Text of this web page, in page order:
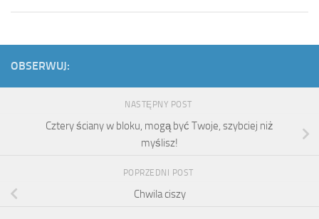
OBSERWUJ:
NASTĘPNY POST
Cztery ściany w bloku, mogą być Twoje, szybciej niż
myślisz!
POPRZEDNI POST
Chwila ciszy